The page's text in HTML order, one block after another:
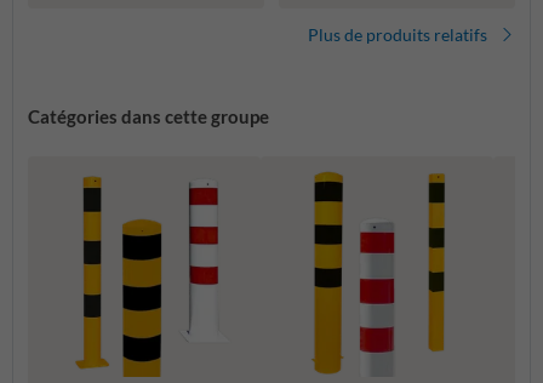
Plus de produits relatifs
Catégories dans cette groupe